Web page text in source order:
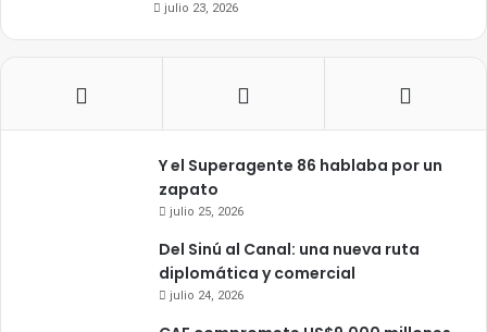
julio 23, 2026
Y el Superagente 86 hablaba por un
zapato
julio 25, 2026
Del Sinú al Canal: una nueva ruta
diplomática y comercial
julio 24, 2026